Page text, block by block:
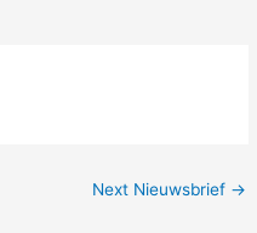
Next Nieuwsbrief →